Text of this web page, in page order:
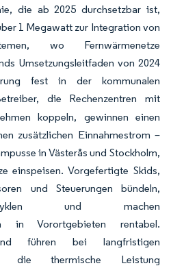
die ab 2025 durchsetzbar ist,
1 Megawatt zur Integration von
wo Fernwärmenetze
Umsetzungsleitfaden von 2024
fest in der kommunalen
die Rechenzentren mit
koppeln, gewinnen einen
zusätzlichen Einnahmestrom –
in Västerås und Stockholm,
einspeisen. Vorgefertigte Skids,
und Steuerungen bündeln,
und machen
in Vorortgebieten rentabel.
führen bei langfristigen
die thermische Leistung